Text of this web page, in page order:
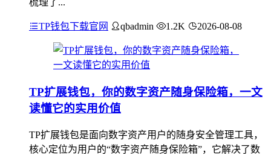
梳理了...
TP钱包下载官网 qbadmin 1.2K 2026-08-08
TP扩展钱包，你的数字资产随身保险箱，一文
读懂它的实用价值
TP扩展钱包是面向数字资产用户的随身安全管理工具，
核心定位为用户的“数字资产随身保险箱”，它解决了数